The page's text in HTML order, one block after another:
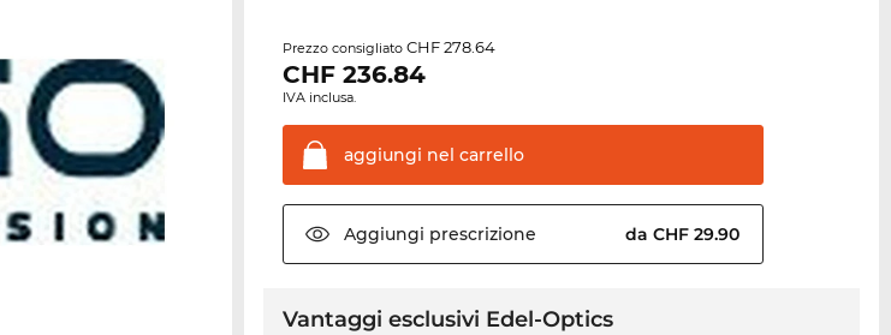
Prezzo consigliatoCHF 278.64
CHF236.84
IVA inclusa.
aggiungi nel carrello
Aggiungi prescrizione da CHF 29.90
Vantaggi esclusivi Edel-Optics